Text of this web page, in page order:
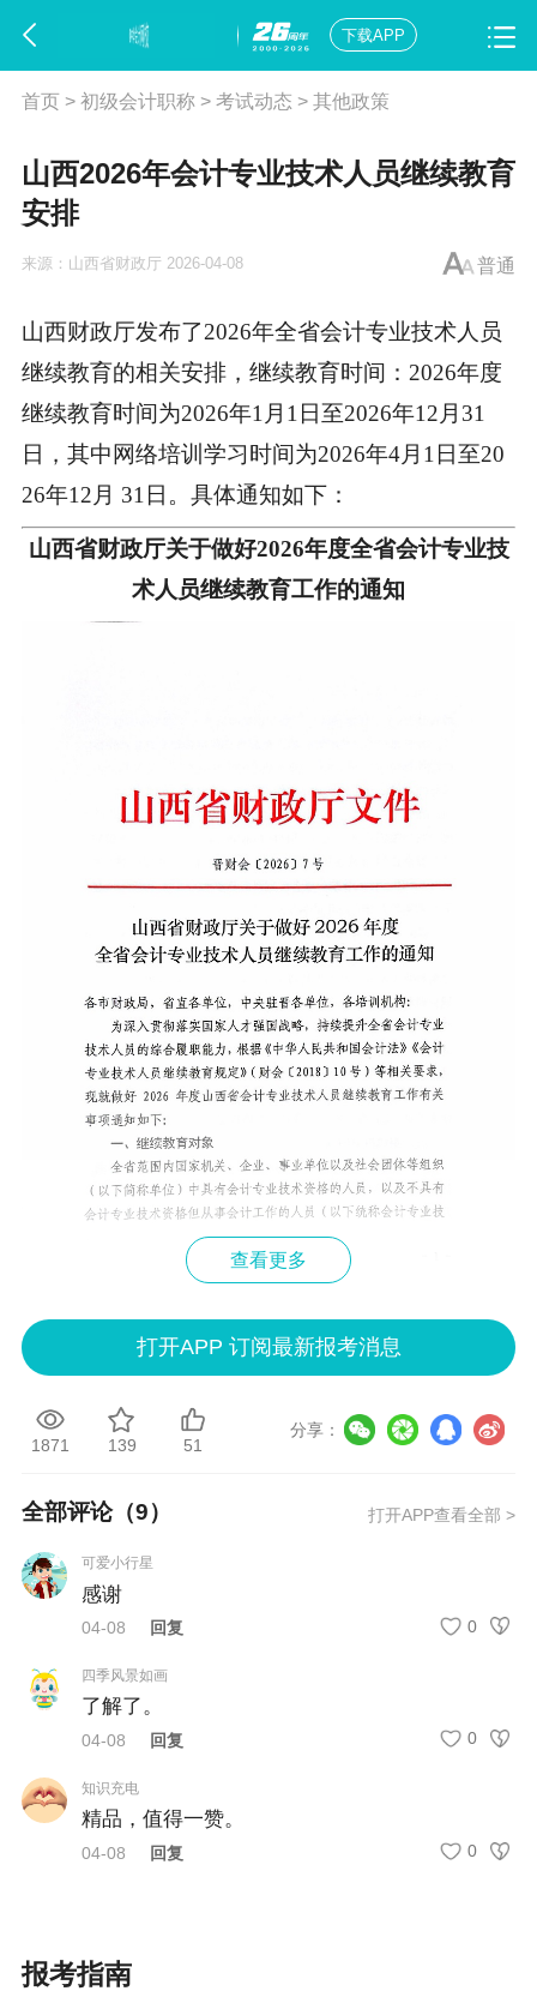
下载APP
首页> 初级会计职称> 考试动态 > 其他政策
山西2026年会计专业技术人员继续教育
安排
普通
来源： 山西省财政厅 2026-04-08
山西财政厅发布了2026年全省会计专业技术人员
继续教育的相关安排，继续教育时间：2026年度
继续教育时间为2026年1月1日至2026年12月31
日，其中网络培训学习时间为2026年4月1日至20
26年12月 31日。具体通知如下：
山西省财政厅关于做好2026年度全省会计专业技
术人员继续教育工作的通知
查看更多
打开APP 订阅最新报考消息
1871 139 51
分享：
全部评论（9） 打开APP查看全部 >
可爱小行星
感谢
04-08 回复 0
四季风景如画
了解了。
04-08 回复 0
知识充电
精品，值得一赞。
04-08 回复 0
报考指南